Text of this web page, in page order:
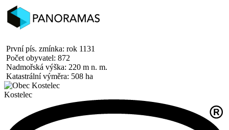
První pís. zmínka: rok 1131
Počet obyvatel: 872
Nadmořská výška: 220 m n. m.
Katastrální výměra: 508 ha
Kostelec